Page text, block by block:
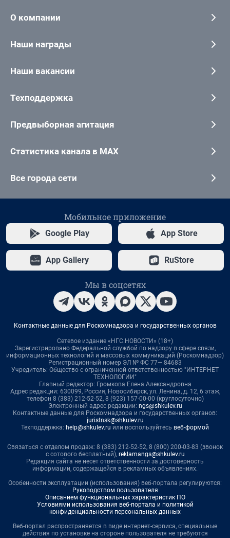
О компании
Наши награды
Наши вакансии
Техподдержка
Предвыборная агитация
Статистика канала в MAX
Все города сети
Мобильное приложение
Google Play App Store
App Gallery RuStore
Мы в соцсетях
Контактные данные для Роскомнадзора и государственных органов
Сетевое издание «НГС.НОВОСТИ» (18+)
Зарегистрировано Федеральной службой по надзору в сфере связи,
информационных технологий и массовых коммуникаций (Роскомнадзор)
Регистрационный номер ЭЛ № ФС 77— 84683
Учредитель: Общество с ограниченной ответственностью "ИНТЕРНЕТ
ТЕХНОЛОГИИ"
Главный редактор: Громкова Елена Александровна
Адрес редакции: 630099, Россия, Новосибирск, ул. Ленина, д. 12, 6 этаж,
телефон 8 (383) 212-52-52, 8 (923) 157-00-00 (круглосуточно)
Электронный адрес редакции: ngs@shkulev.ru
Контактные данные для Роскомнадзора и государственных органов:
juristnsk@shkulev.ru
Техподдержка: help@shkulev.ru или воспользуйтесь веб-формой
Связаться с отделом продаж: 8 (383) 212-52-52, 8 (800) 200-03-83 (звонок
с сотового бесплатный), reklamangs@shkulev.ru
Редакция сайта не несет ответственности за достоверность
информации, содержащейся в рекламных объявлениях.
Особенности эксплуатации (использования) веб-портала регулируются:
Руководством пользователя
Описанием функциональных характеристик ПО
Условиями использования веб-портала и политикой
конфиденциальности персональных данных
Веб-портал распространяется в виде интернет-сервиса, специальные
действия по установке на стороне пользователя не требуются